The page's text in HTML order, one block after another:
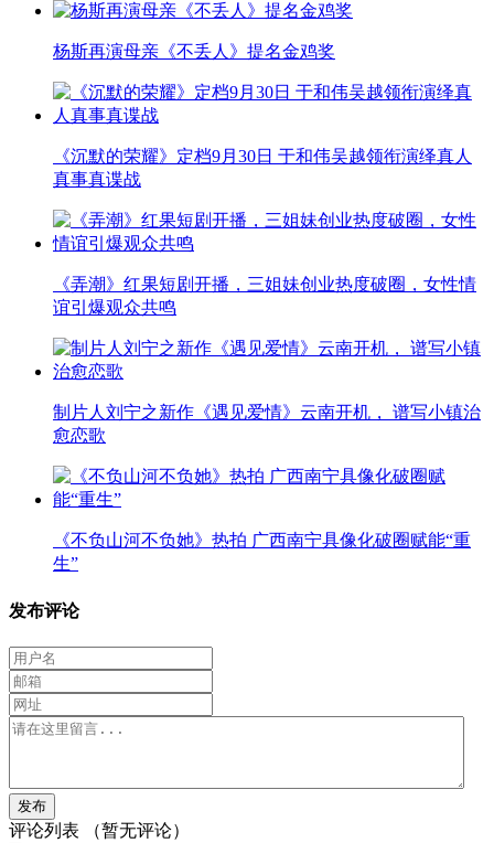
杨斯再演母亲《不丢人》提名金鸡奖
《沉默的荣耀》定档9月30日 于和伟吴越领衔演绎真人
真事真谍战
《弄潮》红果短剧开播，三姐妹创业热度破圈，女性情
谊引爆观众共鸣
制片人刘宁之新作《遇见爱情》云南开机， 谱写小镇治
愈恋歌
《不负山河不负她》热拍 广西南宁具像化破圈赋能“重
生”
发布评论
评论列表 （暂无评论）